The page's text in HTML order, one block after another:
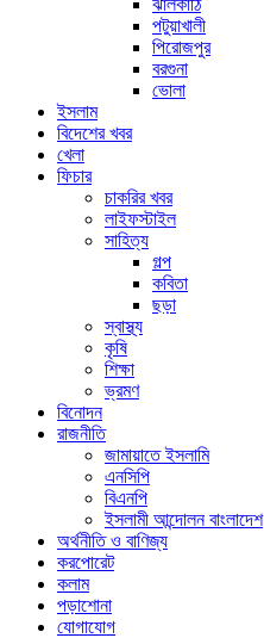
ঝালকাঠি
পটুয়াখালী
পিরোজপুর
বরগুনা
ভোলা
ইসলাম
বিদেশের খবর
খেলা
ফিচার
চাকরির খবর
লাইফস্টাইল
সাহিত্য
গল্প
কবিতা
ছড়া
স্বাস্থ্য
কৃষি
শিক্ষা
ভ্রমণ
বিনোদন
রাজনীতি
জামায়াতে ইসলামি
এনসিপি
বিএনপি
ইসলামী আন্দোলন বাংলাদেশ
অর্থনীতি ও বাণিজ্য
করপোরেট
কলাম
পড়াশোনা
যোগাযোগ